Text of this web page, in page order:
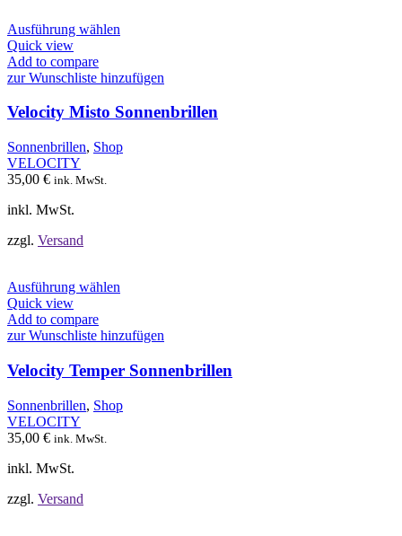
Ausführung wählen
mehrere
auf.
Optionen
können
Quick view
Add to compare
zur Wunschliste hinzufügen
Velocity Misto Sonnenbrillen
Sonnenbrillen, Shop
VELOCITY
35,00 € ink. MwSt.
inkl. MwSt.
zzgl. Versand
Ausführung wählen
mehrere
auf.
Die
können
Quick view
Add to compare
zur Wunschliste hinzufügen
Velocity Temper Sonnenbrillen
Sonnenbrillen, Shop
VELOCITY
35,00 € ink. MwSt.
inkl. MwSt.
zzgl. Versand